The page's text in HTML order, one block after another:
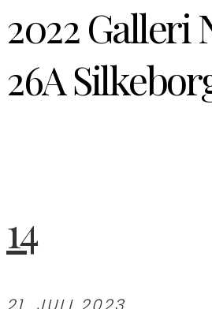
2022 Galleri
26A
14